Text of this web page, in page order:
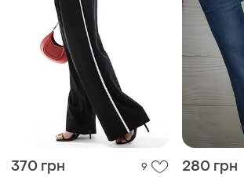
370 грн 9 280 грн